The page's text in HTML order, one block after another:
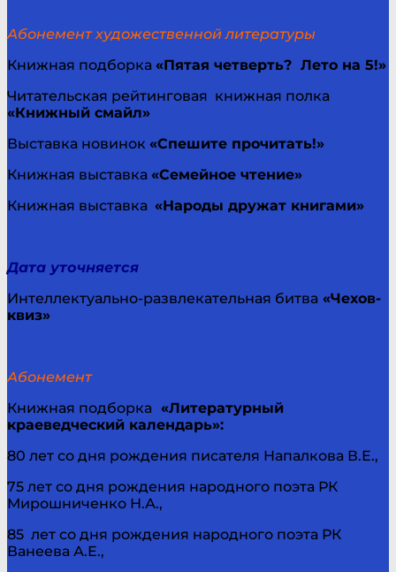
Абонемент художественной литературы
Книжная подборка «Пятая четверть? Лето на 5!»
Читательская рейтинговая книжная полка
«Книжный смайл»
Выставка новинок «Спешите прочитать!»
Книжная выставка «Семейное чтение»
Книжная выставка «Народы дружат книгами»
Дата уточняется
Интеллектуально-развлекательная битва «Чехов-
квиз»
Абонемент
Книжная подборка «Литературный
краеведческий календарь»:
80 лет со дня рождения писателя Напалкова В.Е.,
75 лет со дня рождения народного поэта РК
Мирошниченко Н.А.,
85 лет со дня рождения народного поэта РК
Ванеева А.Е.,